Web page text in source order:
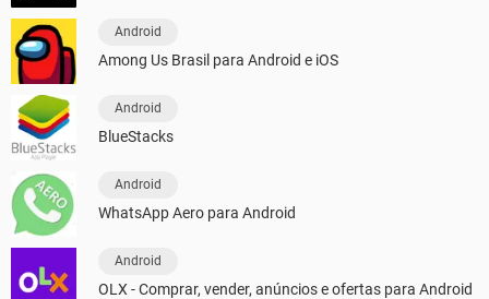
Android
Among Us Brasil para Android e iOS
Android
BlueStacks
Android
WhatsApp Aero para Android
Android
OLX - Comprar, vender, anúncios e ofertas para Android